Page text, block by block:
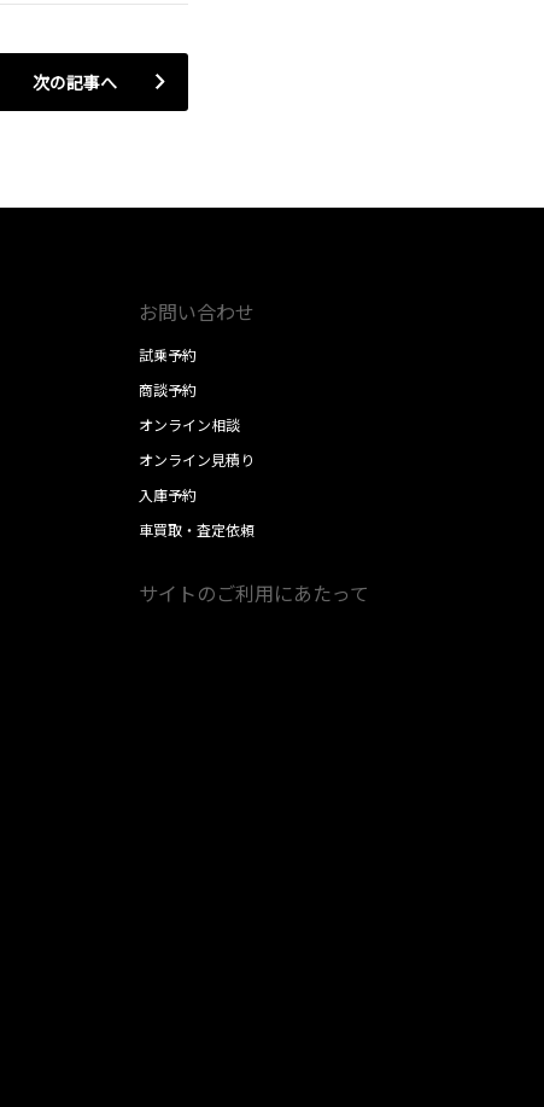
次の記事へ
お問い合わせ
試乗予約
商談予約
オンライン相談
オンライン見積り
入庫予約
車買取・査定依頼
サイトのご利用にあたって